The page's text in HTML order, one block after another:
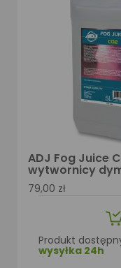
ADJ Fog Juice
wytwornicy
79,00 zł
Produkt
wysyłka 24h